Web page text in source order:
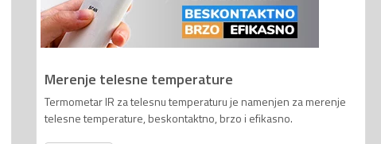
Merenje telesne temperature
Termometar IR za telesnu temperaturu je namenjen za merenje
telesne temperature, beskontaktno, brzo i efikasno.